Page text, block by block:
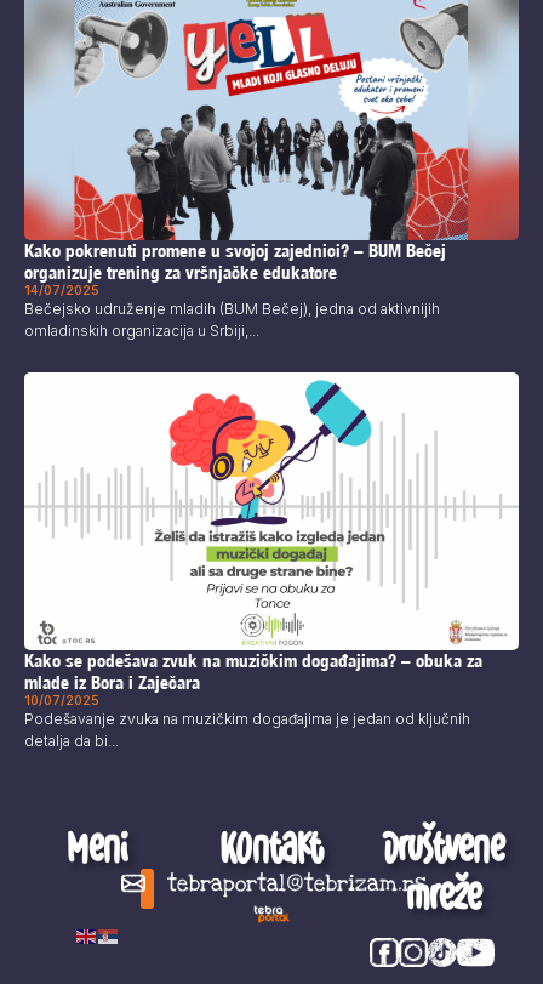
Kako pokrenuti promene u svojoj zajednici? – BUM Bečej
organizuje trening za vršnjačke edukatore
14/07/2025
Bečejsko udruženje mladih (BUM Bečej), jedna od aktivnijih
omladinskih organizacija u Srbiji,...
Kako se podešava zvuk na muzičkim događajima? – obuka za
mlade iz Bora i Zaječara
10/07/2025
Podešavanje zvuka na muzičkim događajima je jedan od ključnih
detalja da bi...
Meni Kontakt
tebraportal@tebrizam.rs
Društvene
mreže